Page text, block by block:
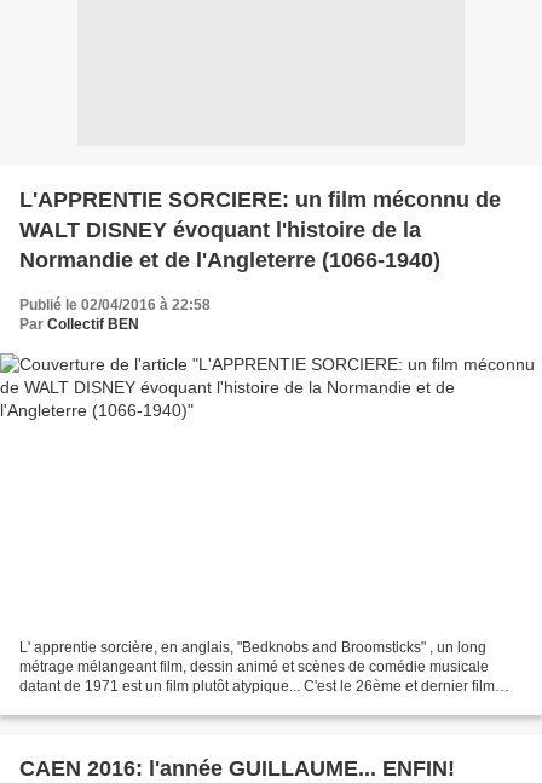
L'APPRENTIE SORCIERE: un film méconnu de
WALT DISNEY évoquant l'histoire de la
Normandie et de l'Angleterre (1066-1940)
Publié le 02/04/2016 à 22:58
Par Collectif BEN
L' apprentie sorcière, en anglais, "Bedknobs and Broomsticks" , un long
métrage mélangeant film, dessin animé et scènes de comédie musicale
datant de 1971 est un film plutôt atypique... C'est le 26ème et dernier film
CAEN 2016: l'année GUILLAUME... ENFIN!